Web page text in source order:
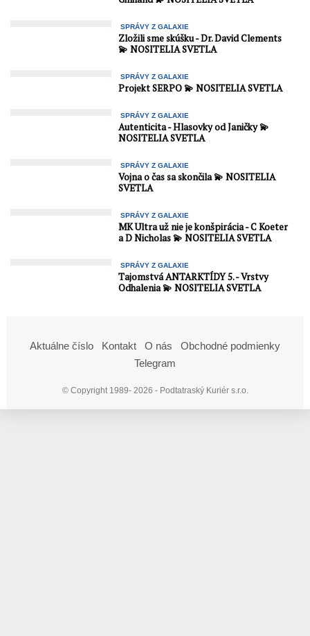
SPRÁVY Z GALAXIE
Zložili sme skúšku - Dr. David Clements
💫 NOSITELIA SVETLA
SPRÁVY Z GALAXIE
Projekt SERPO 💫 NOSITELIA SVETLA
SPRÁVY Z GALAXIE
Autenticita - Hlasovky od Janičky 💫
NOSITELIA SVETLA
SPRÁVY Z GALAXIE
Vojna o čas sa skončila 💫 NOSITELIA
SVETLA
SPRÁVY Z GALAXIE
MK Ultra už nie je konšpirácia - C Koeter
a D Nicholas 💫 NOSITELIA SVETLA
SPRÁVY Z GALAXIE
Tajomstvá ANTARKTÍDY 5. - Vrstvy
Odhalenia 💫 NOSITELIA SVETLA
Aktuálne číslo Kontakt O nás
Obchodné podmienky
Telegram
© Copyright 1989- 2026 - Podtatraský Kuriér s.r.o.